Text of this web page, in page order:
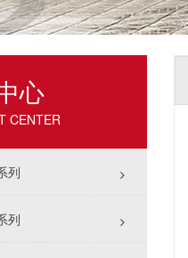
心
CENTER
列
列